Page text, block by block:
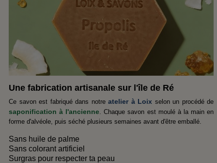
Une fabrication artisanale sur l'île de Ré
Ce savon est fabriqué dans notre atelier à Loix selon un procédé de
saponification à l'ancienne . Chaque savon est moulé à la main en
forme d'alvéole, puis séché plusieurs semaines avant d'être emballé.
Sans huile de palme
Sans colorant artificiel
Surgras pour respecter ta peau